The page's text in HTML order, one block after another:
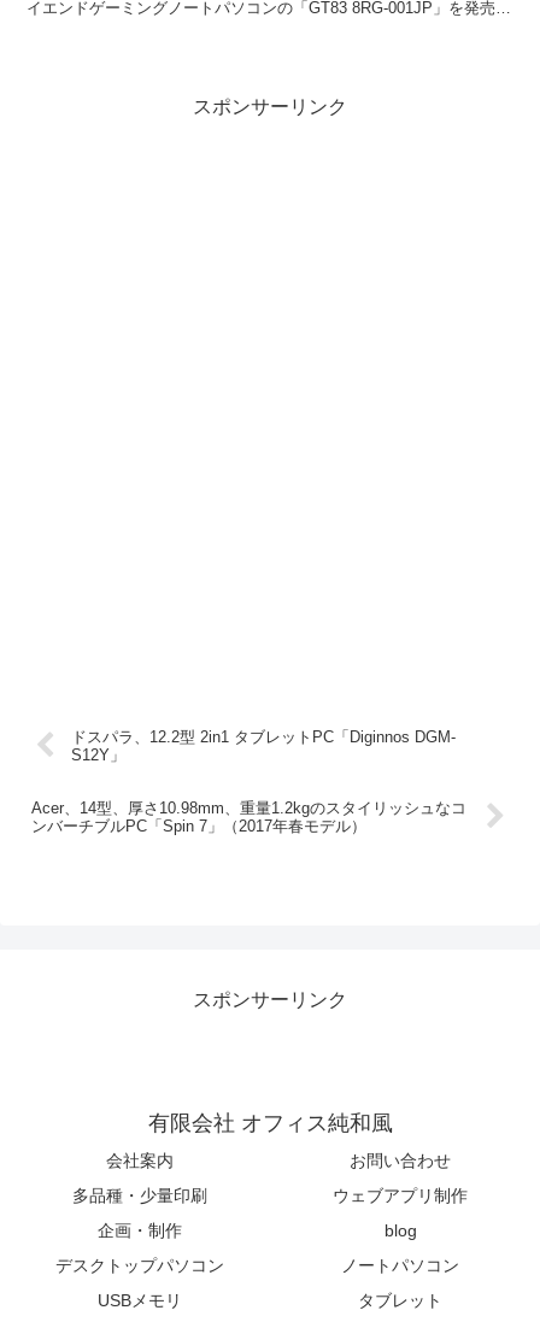
イエンドゲーミングノートパソコンの「GT83 8RG-001JP」を発売。
スポンサーリンク
ドスパラ、12.2型 2in1 タブレットPC「Diginnos DGM-
S12Y」
Acer、14型、厚さ10.98mm、重量1.2kgのスタイリッシュなコ
ンバーチブルPC「Spin 7」（2017年春モデル）
スポンサーリンク
有限会社 オフィス純和風
会社案内
お問い合わせ
多品種・少量印刷
ウェブアプリ制作
企画・制作
blog
デスクトップパソコン
ノートパソコン
USBメモリ
タブレット